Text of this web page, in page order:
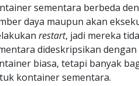
sementara berbeda
daya maupun akan
restart, jadi mereka
dideskripsikan
biasa, tetapi banyak
kontainer sementara.